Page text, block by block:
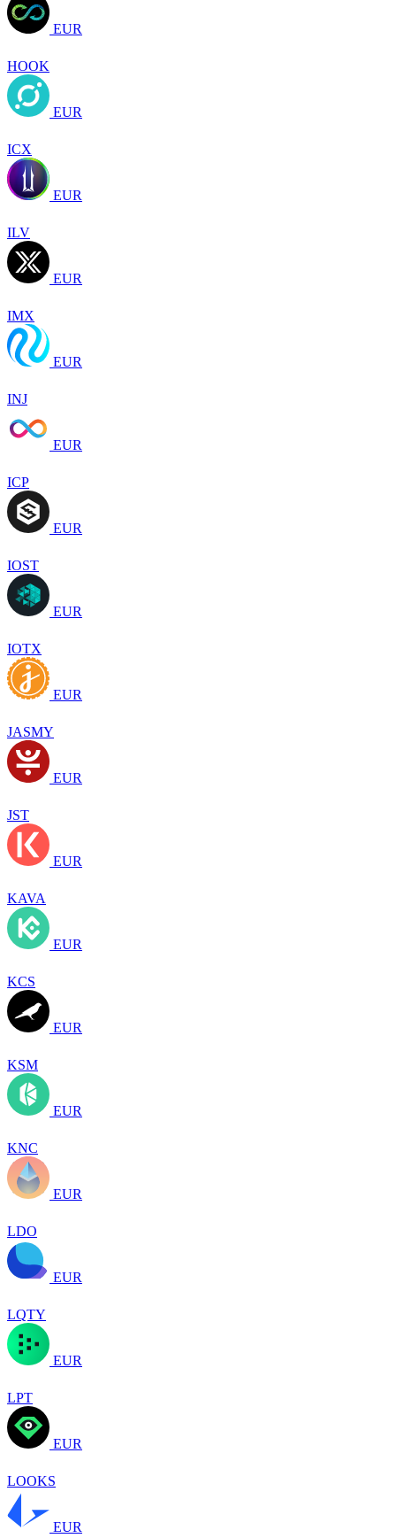
EUR
HOOK
EUR
ICX
EUR
ILV
EUR
IMX
EUR
INJ
EUR
ICP
EUR
IOST
EUR
IOTX
EUR
JASMY
EUR
JST
EUR
KAVA
EUR
KCS
EUR
KSM
EUR
KNC
EUR
LDO
EUR
LQTY
EUR
LPT
EUR
LOOKS
EUR